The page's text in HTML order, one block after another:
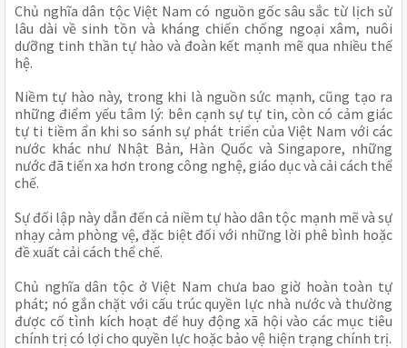
Chủ nghĩa dân tộc Việt Nam có nguồn gốc sâu sắc từ lịch sử
lâu dài về sinh tồn và kháng chiến chống ngoại xâm, nuôi
dưỡng tinh thần tự hào và đoàn kết mạnh mẽ qua nhiều thế
hệ.
Niềm tự hào này, trong khi là nguồn sức mạnh, cũng tạo ra
những điểm yếu tâm lý: bên cạnh sự tự tin, còn có cảm giác
tự ti tiềm ẩn khi so sánh sự phát triển của Việt Nam với các
nước khác như Nhật Bản, Hàn Quốc và Singapore, những
nước đã tiến xa hơn trong công nghệ, giáo dục và cải cách thể
chế.
Sự đối lập này dẫn đến cả niềm tự hào dân tộc mạnh mẽ và sự
nhạy cảm phòng vệ, đặc biệt đối với những lời phê bình hoặc
đề xuất cải cách thể chế.
Chủ nghĩa dân tộc ở Việt Nam chưa bao giờ hoàn toàn tự
phát; nó gắn chặt với cấu trúc quyền lực nhà nước và thường
được cố tình kích hoạt để huy động xã hội vào các mục tiêu
chính trị có lợi cho quyền lực hoặc bảo vệ hiện trạng chính trị.